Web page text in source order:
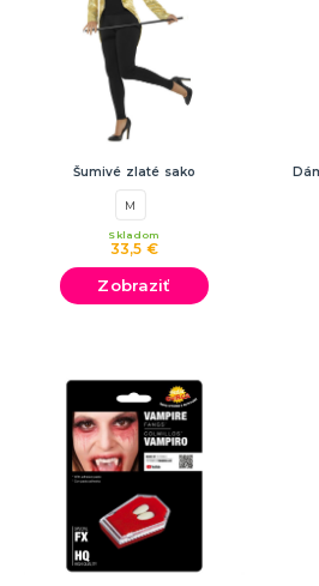
Šumivé zlaté sako
M
33,5 €
Skladom
Zobraziť